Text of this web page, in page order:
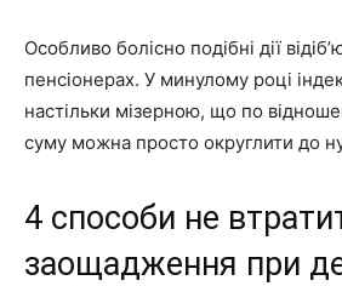
Особливо болісно подібні дії
пенсіонерах. У минулому році
настільки мізерною, що по
суму можна просто округлити до
4 способи не
заощадження при